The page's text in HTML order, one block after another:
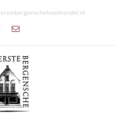
Facebook
E-